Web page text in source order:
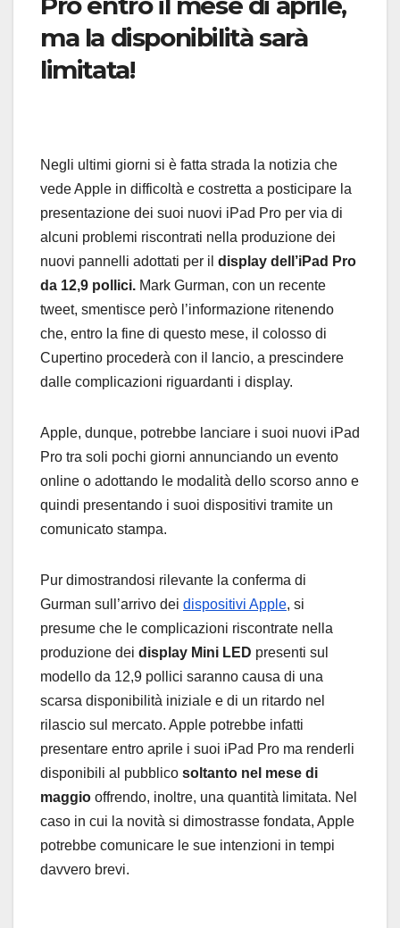
ma la disponibilità sarà
limitata!
Negli ultimi giorni si è fatta strada la notizia che
vede Apple in difficoltà e costretta a posticipare la
presentazione dei suoi nuovi iPad Pro per via di
alcuni problemi riscontrati nella produzione dei
nuovi pannelli adottati per il display dell’iPad Pro
da 12,9 pollici. Mark Gurman, con un recente
tweet, smentisce però l’informazione ritenendo
che, entro la fine di questo mese, il colosso di
Cupertino procederà con il lancio, a prescindere
dalle complicazioni riguardanti i display.
Apple, dunque, potrebbe lanciare i suoi nuovi iPad
Pro tra soli pochi giorni annunciando un evento
online o adottando le modalità dello scorso anno e
quindi presentando i suoi dispositivi tramite un
comunicato stampa.
Pur dimostrandosi rilevante la conferma di
Gurman sull’arrivo dei dispositivi Apple, si
presume che le complicazioni riscontrate nella
produzione dei display Mini LED presenti sul
modello da 12,9 pollici saranno causa di una
scarsa disponibilità iniziale e di un ritardo nel
rilascio sul mercato. Apple potrebbe infatti
presentare entro aprile i suoi iPad Pro ma renderli
disponibili al pubblico soltanto nel mese di
maggio offrendo, inoltre, una quantità limitata. Nel
caso in cui la novità si dimostrasse fondata, Apple
potrebbe comunicare le sue intenzioni in tempi
davvero brevi.